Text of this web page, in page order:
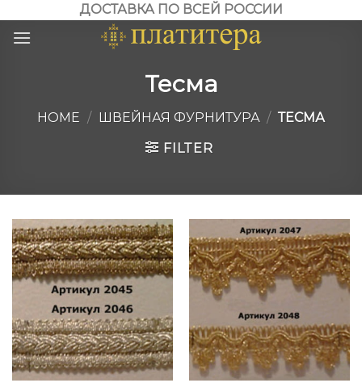
ДОСТАВКА ПО ВСЕЙ РОССИИ
Тесма
HOME / ШВЕЙНАЯ ФУРНИТУРА / ТЕСМА
FILTER